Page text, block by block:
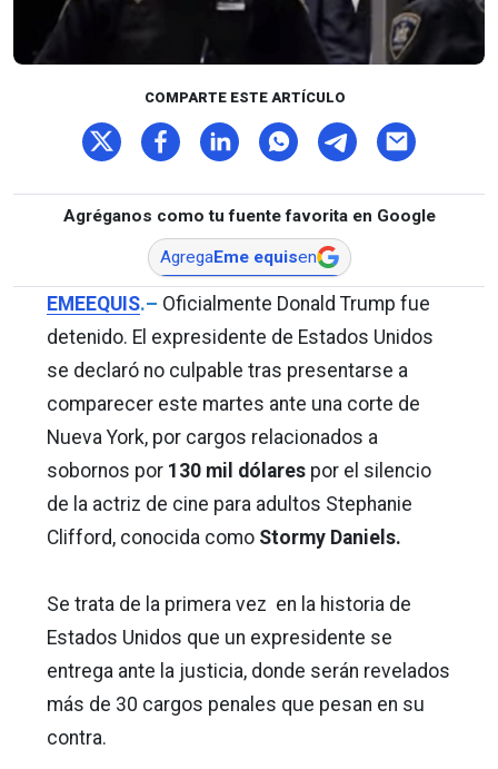
COMPARTE ESTE ARTÍCULO
Agréganos como tu fuente favorita en Google
AgregaEme equisen
EMEEQUIS.– Oficialmente Donald Trump fue
detenido. El expresidente de Estados Unidos
se declaró no culpable tras presentarse a
comparecer este martes ante una corte de
Nueva York, por cargos relacionados a
sobornos por 130 mil dólares por el silencio
de la actriz de cine para adultos Stephanie
Clifford, conocida como Stormy Daniels.
Se trata de la primera vez en la historia de
Estados Unidos que un expresidente se
entrega ante la justicia, donde serán revelados
más de 30 cargos penales que pesan en su
contra.